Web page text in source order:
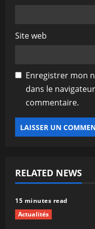
Site web
Enregistrer mon
dans le
commentaire.
RELATED NEWS
15 minutes read
Actualités